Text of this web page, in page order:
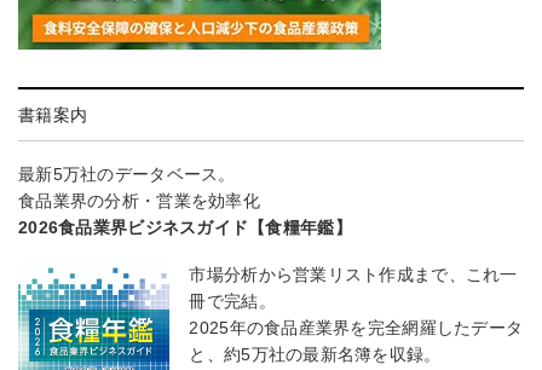
書籍案内
最新5万社のデータベース。
食品業界の分析・営業を効率化
2026食品業界ビジネスガイド【食糧年鑑】
市場分析から営業リスト作成まで、これ一
冊で完結。
2025年の食品産業界を完全網羅したデータ
と、約5万社の最新名簿を収録。